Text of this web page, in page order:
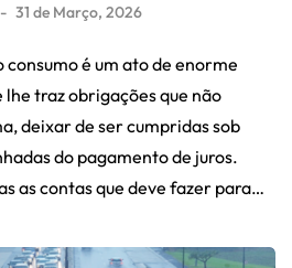
31 de Março, 2026
é um ato de enorme
lhe traz obrigações que não
deixar de ser cumpridas sob
do pagamento de juros.
as contas que deve fazer para…